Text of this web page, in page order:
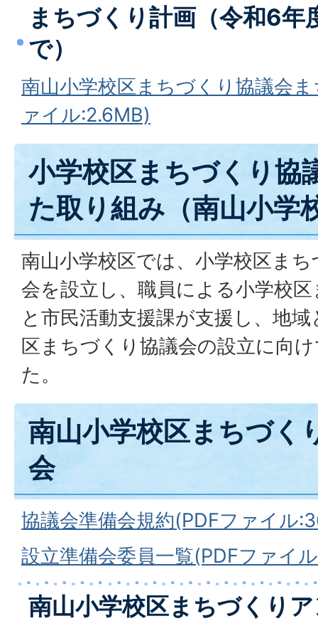
まちづくり計画（令和6年
で）
南山小学校区まちづくり協議会
ァイル:2.6MB)
小学校区まちづくり協
た取り組み（南山小学
南山小学校区では、小学校区ま
会を設立し、職員による小学校
と市民活動支援課が支援し、地
区まちづくり協議会の設立に向
た。
南山小学校区まちづく
会
協議会準備会規約(PDFファイル
設立準備会委員一覧(PDFファイ
南山小学校区まちづくり